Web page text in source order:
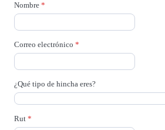
Nombre *
Correo electrónico *
¿Qué tipo de hincha eres?
Rut *